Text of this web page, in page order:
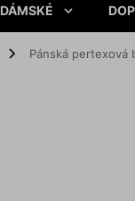
DÁMSKÉ
Pánská pertexová